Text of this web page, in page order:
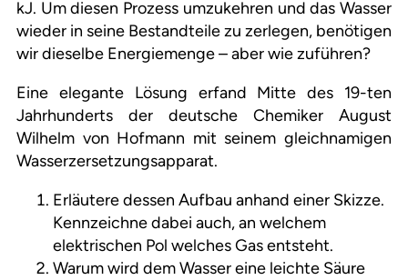
kJ. Um diesen Prozess umzukehren und das Wasser
wieder in seine Bestandteile zu zerlegen, benötigen
wir dieselbe Energiemenge – aber wie zuführen?
Eine elegante Lösung erfand Mitte des 19-ten
Jahrhunderts der deutsche Chemiker August
Wilhelm von Hofmann mit seinem gleichnamigen
Wasserzersetzungsapparat.
Erläutere dessen Aufbau anhand einer Skizze.
Kennzeichne dabei auch, an welchem
elektrischen Pol welches Gas entsteht.
Warum wird dem Wasser eine leichte Säure